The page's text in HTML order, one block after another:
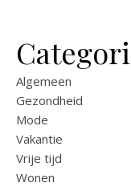
Algemeen
Gezondheid
Mode
Vakantie
Vrije tijd
Wonen